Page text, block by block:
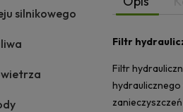
silnikowego
Filtr
Filtr